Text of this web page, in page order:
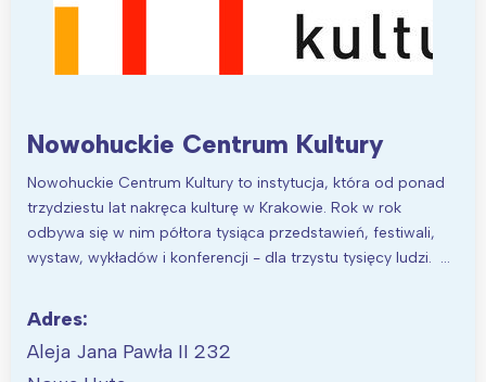
Nowohuckie Centrum Kultury
Nowohuckie Centrum Kultury to instytucja, która od ponad
trzydziestu lat nakręca kulturę w Krakowie. Rok w rok
odbywa się w nim półtora tysiąca przedstawień, festiwali,
wystaw, wykładów i konferencji - dla trzystu tysięcy ludzi. …
Adres:
Aleja Jana Pawła II 232